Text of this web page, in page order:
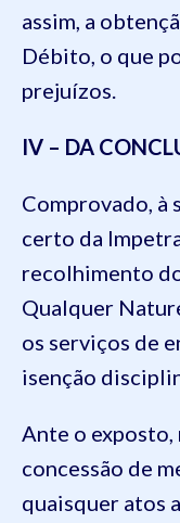
assim, a
Débito, o que
prejuízos.
IV – DA
Comprovado,
certo da
recolhimento
Qualquer
os serviços de
isenção
Ante o exposto,
concessão de
quaisquer atos